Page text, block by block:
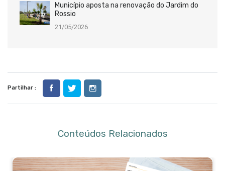
Município aposta na renovação do Jardim do
Rossio
21/05/2026
Partilhar :
Conteúdos Relacionados